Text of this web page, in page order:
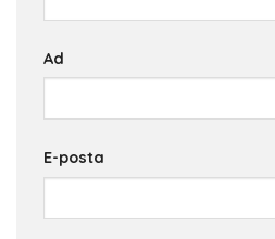
Ad
E-posta